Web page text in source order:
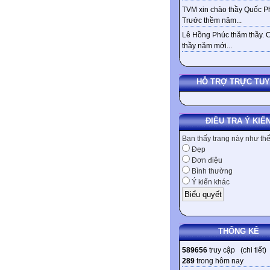
TVM xin chào thầy Quốc
Trước thềm năm...
Lê Hồng Phúc thăm thầy.
thầy năm mới...
HỖ TRỢ TRỰC
ĐIỀU TRA Ý
Bạn thấy trang này như
Đẹp
Đơn điệu
Bình thường
Ý kiến khác
THỐNG KÊ
589656 truy cập (chi tiết)
289 trong hôm nay